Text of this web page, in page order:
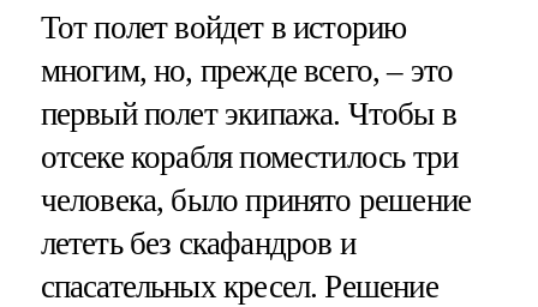
Тот полет войдет в историю
многим, но, прежде всего, – это
первый полет экипажа. Чтобы в
отсеке корабля поместилось три
человека, было принято решение
лететь без скафандров и
спасательных кресел. Решение